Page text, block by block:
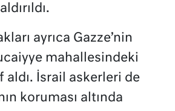
ayrıca Gazze’nin
mahallesindeki
aldı. İsrail askerleri de
koruması altında